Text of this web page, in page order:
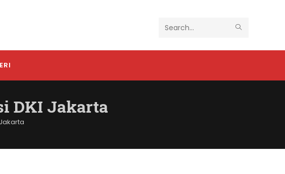
Search
this
SUBMIT
DKI Jakarta